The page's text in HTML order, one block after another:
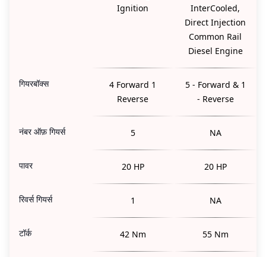
Ignition
InterCooled,
Direct Injection
Common Rail
Diesel Engine
गियरबॉक्स
4 Forward 1
Reverse
5 - Forward & 1
- Reverse
नंबर ऑफ़ गियर्स 5 NA
पावर 20 HP 20 HP
रिवर्स गियर्स 1 NA
टॉर्क 42 Nm 55 Nm